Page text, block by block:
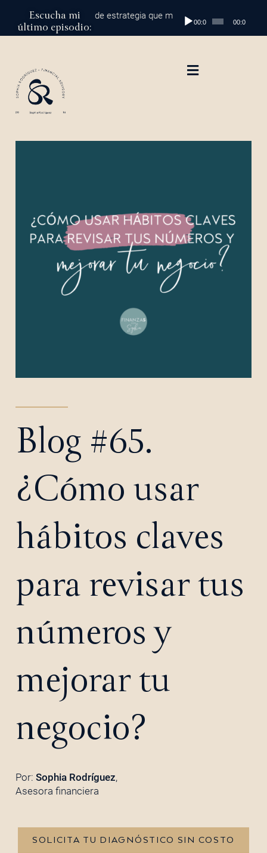
Escucha mi
último episodio:
el cambio de estrategia que marca la diferencia
Reproductor
00:00 00:00
Blog #65.
¿Cómo usar
hábitos claves
para revisar tus
números y
mejorar tu
negocio?
Por: Sophia Rodríguez,
Asesora financiera
SOLICITA TU DIAGNÓSTICO SIN COSTO